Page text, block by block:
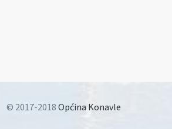
© 2017-2018 Općina Konavle